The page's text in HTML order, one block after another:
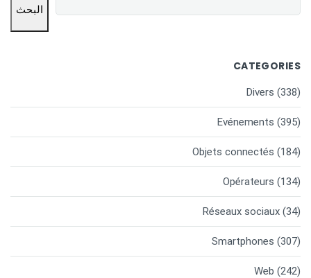
البحث
CATEGORIES
Divers (338)
Evénements (395)
Objets connectés (184)
Opérateurs (134)
Réseaux sociaux (34)
Smartphones (307)
Web (242)